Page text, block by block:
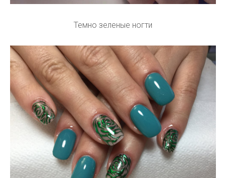
Темно зеленые ногти